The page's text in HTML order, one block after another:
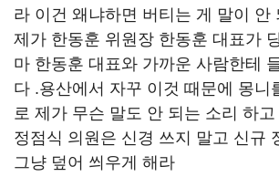
라 이건 왜냐하면 버티는 게 말이 안
제가 한동훈 위원장 한동훈 대표가
마 한동훈 대표와 가까운 사람한테
다 .용산에서 자꾸 이것 때문에 몽니
로 제가 무슨 말도 안 되는 소리 하
정점식 의원은 신경 쓰지 말고 신규
그냥 덮어 씌우게 해라